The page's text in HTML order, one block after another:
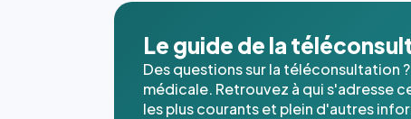
l'annuaire
dans ce
cas. #}Le guide de la
Des questions sur la téléconsultation
médicale. Retrouvez à qui s'adresse
les plus courants et plein d'autres